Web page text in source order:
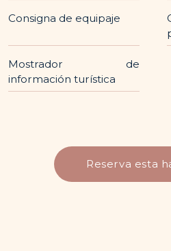
Consigna de equipaje
Mostrador de
información turística
Reserva esta